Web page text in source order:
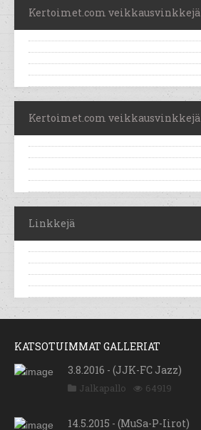
Kertoimet.com veikkausvinkkejä
Kertoimet.com veikkausvinkkejä
Linkkejä
KATSOTUIMMAT GALLERIAT
3.8.2016 - (JJK-FC Jazz)
Jalkapallo 64919
14.5.2015 - (MuSa-P-Iirot)